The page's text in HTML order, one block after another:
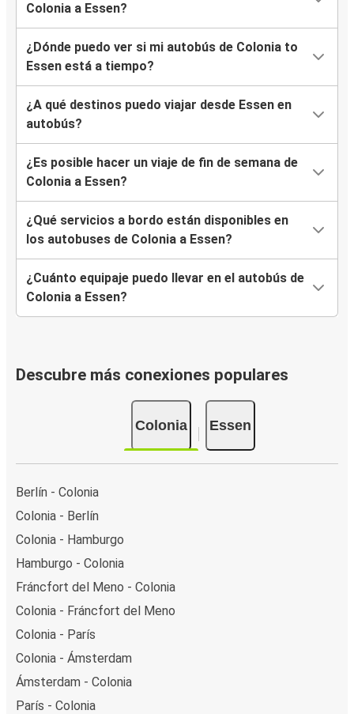
Colonia a Essen?
¿Dónde puedo ver si mi autobús de Colonia to
Essen está a tiempo?
¿A qué destinos puedo viajar desde Essen en
autobús?
¿Es posible hacer un viaje de fin de semana de
Colonia a Essen?
¿Qué servicios a bordo están disponibles en
los autobuses de Colonia a Essen?
¿Cuánto equipaje puedo llevar en el autobús de
Colonia a Essen?
Descubre más conexiones populares
Colonia Essen
Berlín - Colonia
Colonia - Berlín
Colonia - Hamburgo
Hamburgo - Colonia
Fráncfort del Meno - Colonia
Colonia - Fráncfort del Meno
Colonia - París
Colonia - Ámsterdam
Ámsterdam - Colonia
París - Colonia